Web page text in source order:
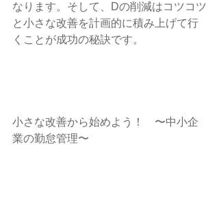
なります。そして、Dの削減はコツコツ
と小さな改善を計画的に積み上げて行
くことが成功の秘訣です。
小さな改善から始めよう！　〜中小企
業の勤怠管理〜